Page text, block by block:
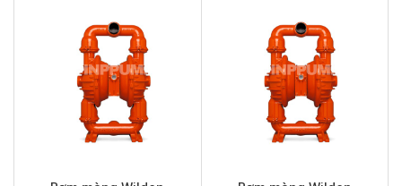
đòi hỏi cao. Với cấu trúc chắc chắn từ gang và các bộ
phận chịu hóa chất, Wilden T15 là lựa chọn tối ưu cho
nhiều ngành công nghiệp.
Thông số kỹ thuật Wilden
T15/WWAAB/BNS/BN/BN/0014